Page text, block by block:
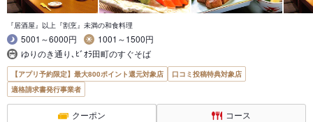
『居酒屋』以上『割烹』未満の和食料理
5001～6000円
1001～1500円
ゆりのき通り､ﾋﾞｵﾗ田町のすぐそば
【アプリ予約限定】最大800ポイント還元対象店
口コミ投稿特典対象店
適格請求書発行事業者
クーポン コース